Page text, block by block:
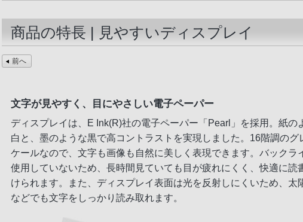
商品の特長 | 見やすいディスプレイ
前へ
文字が見やすく、目にやさしい電子ペーパー
ディスプレイは、E Ink(R)社の電子ペーパー「Pearl」を採用。紙の
白と、墨のような黒で高コントラストを実現しました。16階調のグ
ケールなので、文字も画像も自然に美しく表現できます。バックラ
使用していないため、長時間見ていても目が疲れにくく、快適に読
けられます。また、ディスプレイ表面は光を反射しにくいため、太
などでも文字をしっかり読み取れます。